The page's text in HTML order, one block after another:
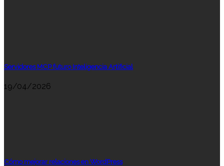
Servidores MCP futuro Inteligencia Artificial
19/04/2026
Cómo mejorar relaciones en WordPress